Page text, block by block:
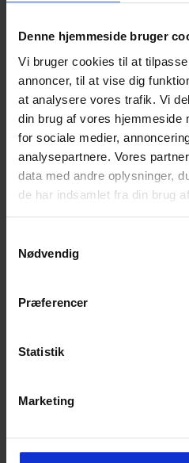
Denne hjemmeside bruger
Vi bruger cookies til at
annoncer, til at vise dig
at analysere vores trafik. Vi
din brug af vores hjemmeside
for sociale medier,
analysepartnere. Vores
data med andre oplysninger,
de har indsamlet fra din brug
Nødvendig
Præferencer
Statistik
Marketing